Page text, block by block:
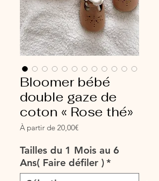
Bloomer bébé
double gaze de
coton « Rose thé»
À partir de 20,00€Prix
Tailles du 1 Mois au 6
Ans( Faire défiler ) *